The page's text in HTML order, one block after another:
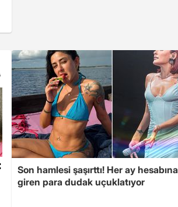
Son hamlesi şaşırttı! Her ay hesabına
giren para dudak uçuklatıyor